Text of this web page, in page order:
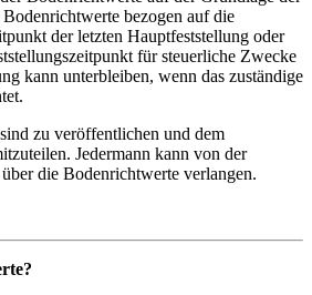
bezogen auf die
der letzten Hauptfeststellung oder
für steuerliche Zwecke
kann unterbleiben, wenn das zuständige
zu veröffentlichen und dem
Jedermann kann von der
die Bodenrichtwerte verlangen.